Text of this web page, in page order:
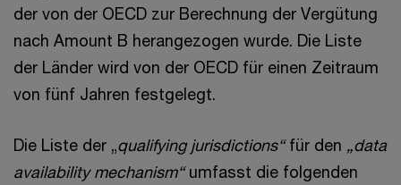
der von der OECD zur Berechnung der Vergütung
nach Amount B herangezogen wurde. Die Liste
der Länder wird von der OECD für einen Zeitraum
von fünf Jahren festgelegt.
Die Liste der „qualifying jurisdictions“für den „data
availability mechanism“umfasst die folgenden